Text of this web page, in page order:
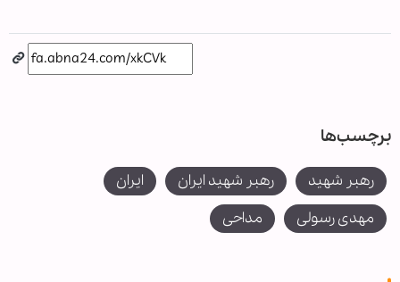
برچسب‌ها
رهبر شهید رهبر شهید ایران
ایران
مهدی رسولی
مداحی